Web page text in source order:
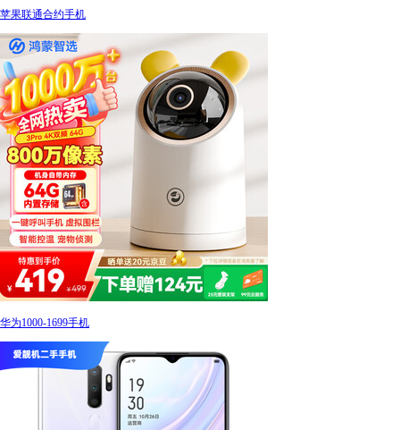
苹果联通合约手机
华为1000-1699手机